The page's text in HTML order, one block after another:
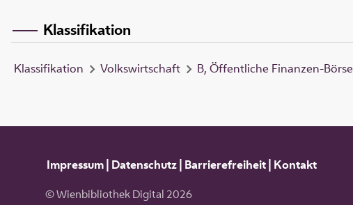
Klassifikation
Klassifikation Volkswirtschaft B, Öffentliche Finanzen-Börse
Impressum| Datenschutz| Barrierefreiheit| Kontakt
© Wienbibliothek Digital 2026